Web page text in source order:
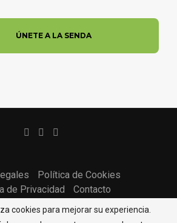
Política de Cookies
de Privacidad
Contacto
los derechos reservados Asociación Cultural
| web by Gael Producciones
cookies para mejorar su experiencia.